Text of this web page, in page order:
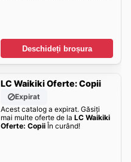
Deschideți broșura
LC Waikiki Oferte: Copii
Expirat
Acest catalog a expirat. Găsiți
mai multe oferte de la LC Waikiki
Oferte: CopiiÎn curând!